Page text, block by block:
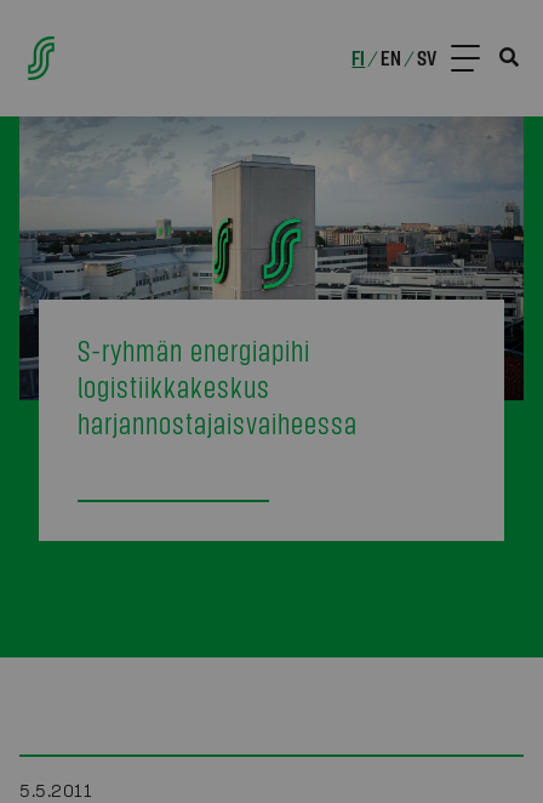
FI /EN /SV
S-ryhmän energiapihi
logistiikkakeskus
harjannostajaisvaiheessa
5.5.2011